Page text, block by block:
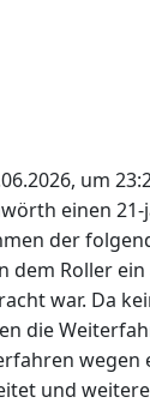
um
einen
der
dem Roller
war. Da
die
wegen
und